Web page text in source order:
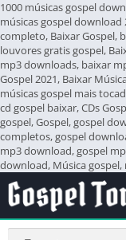
1000 músicas gospel
músicas gospel download
completo, Baixar Gospel,
louvores gratis gospel,
mp3 downloads, baixar
Gospel 2021, Baixar
músicas gospel mais
cd gospel baixar, CDs
gospel, Gospel, gospel
completos, gospel
mp3 download, gospel
download, Música